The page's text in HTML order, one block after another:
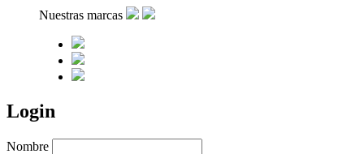
Nuestras marcas
Login
Nombre